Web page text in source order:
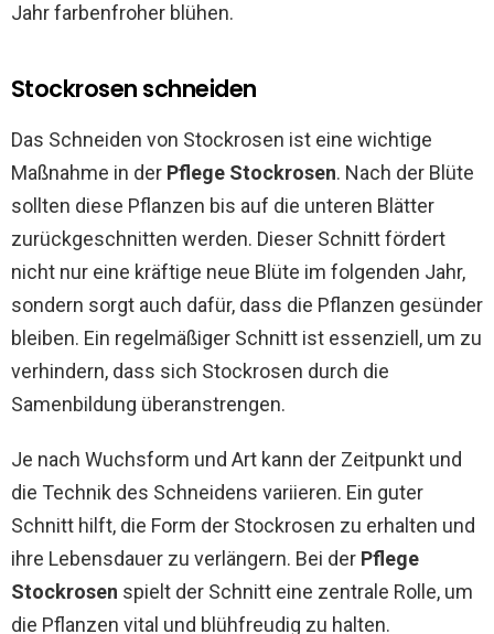
Jahr farbenfroher blühen.
Stockrosen schneiden
Das Schneiden von Stockrosen ist eine wichtige
Maßnahme in der Pflege Stockrosen. Nach der Blüte
sollten diese Pflanzen bis auf die unteren Blätter
zurückgeschnitten werden. Dieser Schnitt fördert
nicht nur eine kräftige neue Blüte im folgenden Jahr,
sondern sorgt auch dafür, dass die Pflanzen gesünder
bleiben. Ein regelmäßiger Schnitt ist essenziell, um zu
verhindern, dass sich Stockrosen durch die
Samenbildung überanstrengen.
Je nach Wuchsform und Art kann der Zeitpunkt und
die Technik des Schneidens variieren. Ein guter
Schnitt hilft, die Form der Stockrosen zu erhalten und
ihre Lebensdauer zu verlängern. Bei der Pflege
Stockrosen spielt der Schnitt eine zentrale Rolle, um
die Pflanzen vital und blühfreudig zu halten.